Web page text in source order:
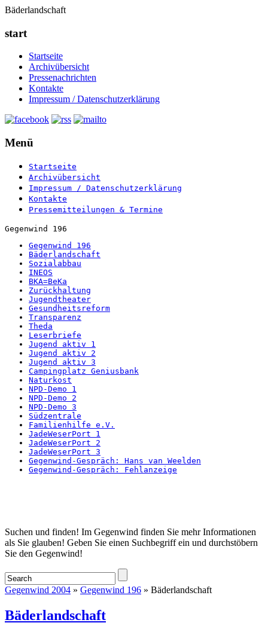
Bäderlandschaft
start
Startseite
Archivübersicht
Pressenachrichten
Kontakte
Impressum / Datenschutzerklärung
Menü
Startseite
Archivübersicht
Impressum / Datenschutzerklärung
Kontakte
Pressemitteilungen & Termine
Gegenwind 196
Gegenwind 196
Bäderlandschaft
Sozialabbau
INEOS
BKA=BeKa
Zurückhaltung
Jugendtheater
Gesundheitsreform
Transparenz
Theda
Leserbriefe
Jugend aktiv 1
Jugend aktiv 2
Jugend aktiv 3
Campingplatz Geniusbank
Naturkost
NPD-Demo 1
NPD-Demo 2
NPD-Demo 3
Südzentrale
Familienhilfe e.V.
JadeWeserPort 1
JadeWeserPort 2
JadeWeserPort 3
Gegenwind-Gespräch: Hans van Weelden
Gegenwind-Gespräch: Fehlanzeige
Startseite
Suchen und finden! Im Gegenwind finden Sie mehr Informationen
als Sie glauben! Geben Sie einen Suchbegriff ein und durchstöbern
Sie den Gegenwind!
Gegenwind 2004 » Gegenwind 196 » Bäderlandschaft
Bäderlandschaft